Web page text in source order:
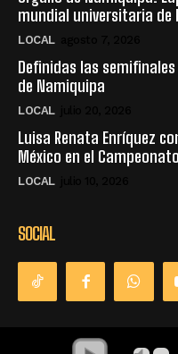
mundial universitaria de
LOCAL
Definidas las
de Namiquipa
LOCAL
Luisa Renata Enríquez
México en el Campeonato
LOCAL
SOCIAL